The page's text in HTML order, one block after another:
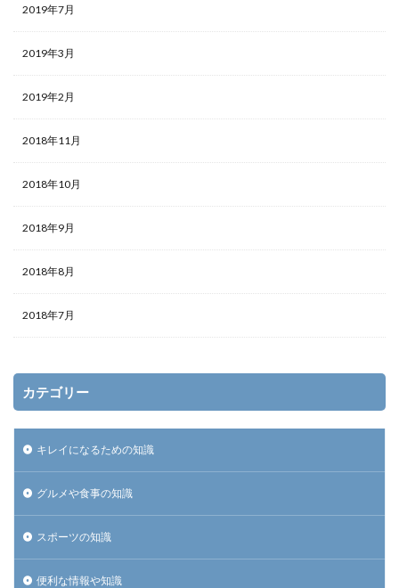
2019年7月
2019年3月
2019年2月
2018年11月
2018年10月
2018年9月
2018年8月
2018年7月
カテゴリー
キレイになるための知識
グルメや食事の知識
スポーツの知識
便利な情報や知識